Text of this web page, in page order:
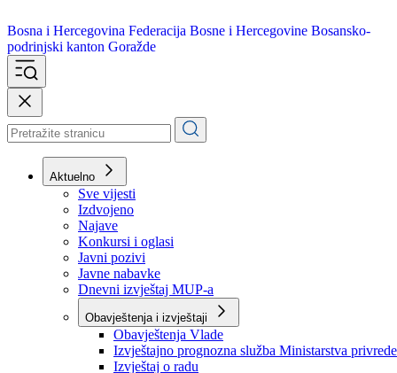
Bosna i Hercegovina
podrinjski kanton Goražde
Aktuelno
Sve vijesti
Izdvojeno
Najave
Konkursi i oglasi
Javni pozivi
Javne nabavke
Dnevni izvještaj MUP-a
Obavještenja i izvještaji